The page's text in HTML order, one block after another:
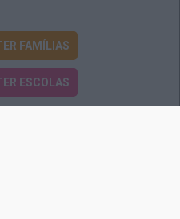
FAMÍLIAS
ESCOLAS